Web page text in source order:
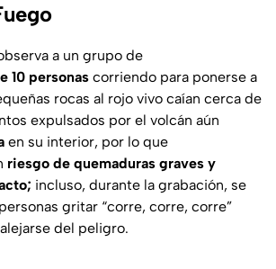
a un grupo de
10 personas corriendo para ponerse a
rocas al rojo vivo caían cerca de
expulsados por el volcán aún
en su interior, por lo que
riesgo de quemaduras graves y
incluso, durante la grabación, se
gritar “corre, corre, corre”
del peligro.